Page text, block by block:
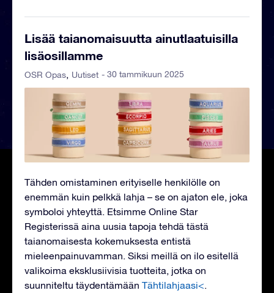
Lisää taianomaisuutta ainutlaatuisilla
lisäosillamme
OSR Opas Uutiset - 30 tammikuun 2025
Tähden omistaminen erityiselle henkilölle on
enemmän kuin pelkkä lahja – se on ajaton ele, joka
symboloi yhteyttä. Etsimme Online Star
Registerissä aina uusia tapoja tehdä tästä
taianomaisesta kokemuksesta entistä
mieleenpainuvamman. Siksi meillä on ilo esitellä
valikoima eksklusiivisia tuotteita, jotka on
suunniteltu täydentämään Tähtilahjaasi<.